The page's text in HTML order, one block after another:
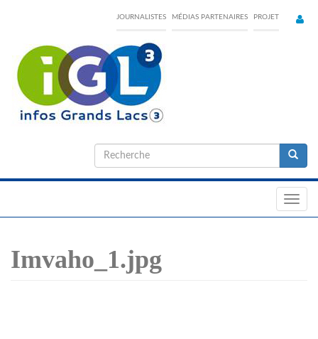
content
JOURNALISTES MÉDIAS PARTENAIRES PROJET
Formulaire
de
Imvaho_1.jpg